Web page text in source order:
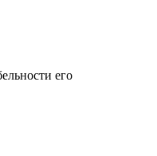
его